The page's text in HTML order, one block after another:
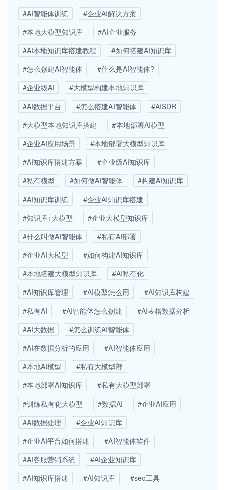
#AI智能体训练
#企业AI解决方案
#本地大模型知识库
#AI企业服务
#AI本地知识库搭建教程
#如何搭建AI知识库
#怎么创建AI智能体
#什么是AI智能体?
#企业级AI
#大模型构建本地知识库
#AI数据平台
#怎么搭建AI智能体
#AISDR
#大模型本地知识库搭建
#本地部署AI模型
#企业AI应用场景
#本地部署大模型知识库
#AI知识库搭建方案
#企业级AI知识库
#私有模型
#如何做AI智能体
#构建AI知识库
#AI知识库训练
#企业AI知识库搭建
#知识库+大模型
#企业大模型知识库
#什么叫做AI智能体
#私有AI部署
#企业AI大模型
#如何构建AI知识库
#本地搭建大模型知识库
#AI私有化
#AI知识库管理
#AI模型怎么用
#AI知识库构建
#私有AI
#AI智能体怎么创建
#AI表格数据分析
#AI大数据
#怎么训练AI智能体
#AI在数据分析的应用
#AI智能体应用
#本地AI模型
#私有大模型部
#本地部署AI知识库
#私有大模型部署
#训练私有化大模型
#数据AI
#企业AI应用
#AI数据处理
#企业AI知识库
#企业AI平台如何搭建
#AI智能体软件
#AI客服营销系统
#AI企业知识库
#AI知识库搭建
#AI知识库
#seo工具